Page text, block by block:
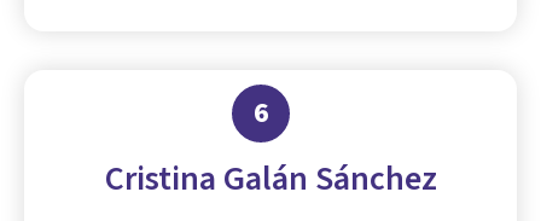
6
Cristina Galán Sánchez